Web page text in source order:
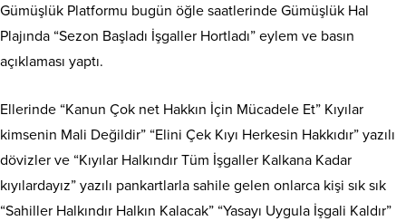
Gümüşlük Platformu bugün öğle saatlerinde Gümüşlük Hal
Plajında “Sezon Başladı İşgaller Hortladı” eylem ve basın
açıklaması yaptı.
Ellerinde “Kanun Çok net Hakkın İçin Mücadele Et” Kıyılar
kimsenin Mali Değildir” “Elini Çek Kıyı Herkesin Hakkıdır” yazılı
dövizler ve “Kıyılar Halkındır Tüm İşgaller Kalkana Kadar
kıyılardayız” yazılı pankartlarla sahile gelen onlarca kişi sık sık
“Sahiller Halkındır Halkın Kalacak” “Yasayı Uygula İşgali Kaldır”